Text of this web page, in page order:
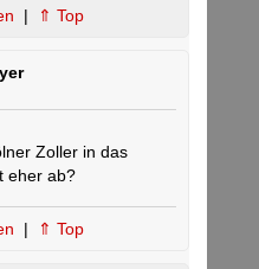
| ⇑ Top
Zoller in das
eher ab?
| ⇑ Top